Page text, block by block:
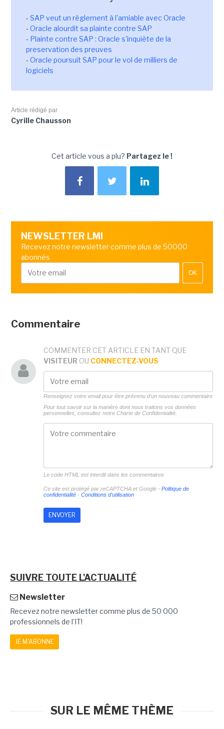
- SAP veut un règlement à l'amiable avec Oracle
- Oracle alourdit sa plainte contre SAP
- Plainte contre SAP : Oracle s'inquiète de la
preservation des preuves
- Oracle poursuit SAP pour le vol de milliers de
logiciels
Article rédigé par
Cyrille Chausson
Cet article vous a plu? Partagez le !
NEWSLETTER LMI
Recevez notre newsletter comme plus de 50000
abonnés
OK
Commentaire
COMMENTER CET ARTICLE EN TANT QUE
VISITEUR OU CONNECTEZ-VOUS
Renseignez votre email pour être prévenu d'un nouveau commentaire
Pour tout savoir sur la manière dont nous traitons vos données
personnelles, consultez notre Charte de Confidentialité.
Le code HTML est interdit dans les commentaires
Ce site est protégé par reCAPTCHA et Google - Politique de
confidentialité- Conditions d'utilisation
SUIVRE TOUTE L'ACTUALITÉ
Newsletter
Recevez notre newsletter comme plus de 50 000
professionnels de l'IT!
JE M'ABONNE
SUR LE MÊME THÈME